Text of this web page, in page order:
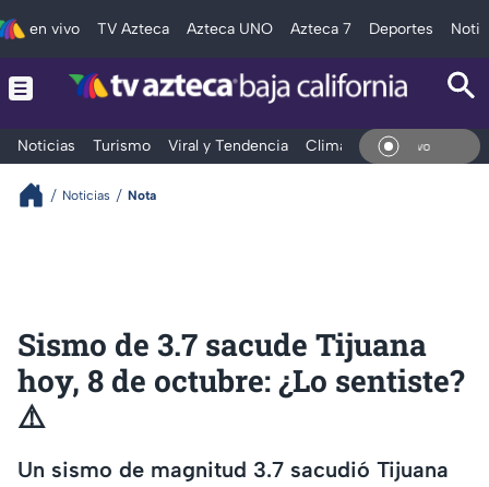
en vivo TV Azteca Azteca UNO Azteca 7 Deportes
Noticias Turismo Viral y Tendencia Clima Deportes En
Noticias Nota
Sismo de 3.7 sacude Tijuana
hoy, 8 de octubre: ¿Lo sentiste?
⚠️
Un sismo de magnitud 3.7 sacudió Tijuana